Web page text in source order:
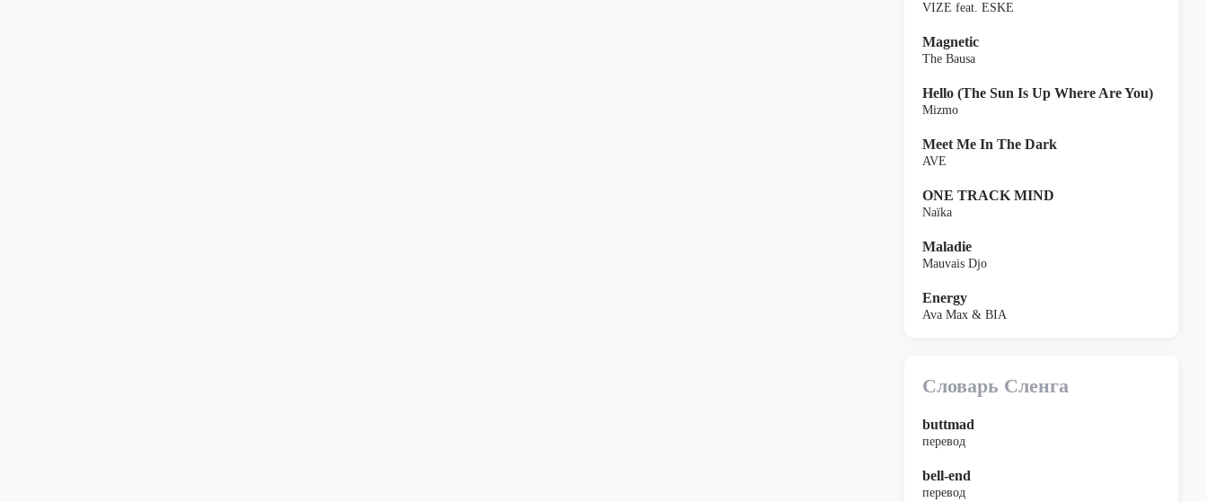
VIZE feat. ESKE
Magnetic
The Bausa
Hello (The Sun Is Up Where Are You)
Mizmo
Meet Me In The Dark
AVE
ONE TRACK MIND
Naïka
Maladie
Mauvais Djo
Energy
Ava Max & BIA
Словарь Сленга
buttmad
перевод
bell-end
перевод